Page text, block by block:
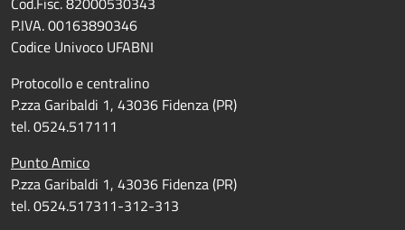
P.IVA. 00163890346
Codice Univoco UFABNI
Protocollo e centralino
P.zza Garibaldi 1, 43036 Fidenza (PR)
tel. 0524.517111
Punto Amico
P.zza Garibaldi 1, 43036 Fidenza (PR)
tel. 0524.517311-312-313